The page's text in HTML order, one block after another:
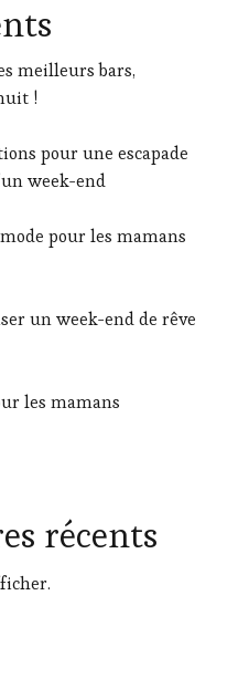
meilleurs bars,
!
pour une escapade
week-end
pour les mamans
un week-end de rêve
les mamans
récents